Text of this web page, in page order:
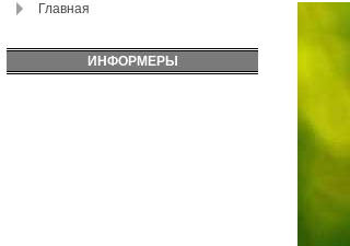
Главная
ИНФОРМЕРЫ